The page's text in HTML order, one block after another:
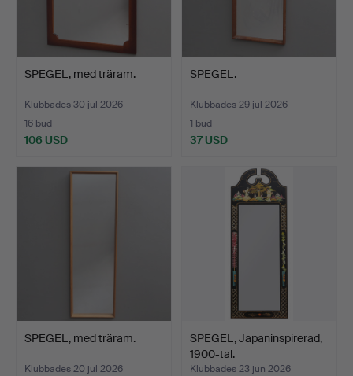
SPEGEL, med träram.
Klubbades 30 jul 2026
16 bud
106 USD
SPEGEL.
Klubbades 29 jul 2026
1 bud
37 USD
SPEGEL, med träram.
Klubbades 20 jul 2026
SPEGEL, Japaninspirerad,
1900-tal.
Klubbades 23 jun 2026